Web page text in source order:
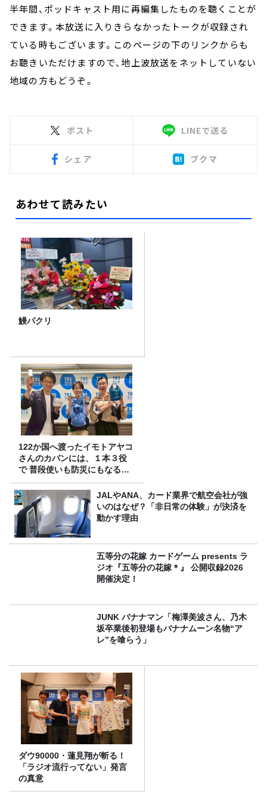
半年間、ポッドキャスト用に再編集したものを聴くことが
できます。本放送に入りきらなかったトークが収録され
ている時もございます。このページの下のリンクからも
お聴きいただけますので、地上波放送をネットしていない
地域の方もどうぞ。
ポスト LINEで送る
シェア ブクマ
あわせて読みたい
鰻パクリ
122か国へ渡ったイモトアヤコ
さんのカバンには、１本３役
で 普段使いも防災にもなる最
強の棒が入っていた！
JALやANA、カード業界で航空会社が強
いのはなぜ？「非日常の体験」が決済を
動かす理由
五等分の花嫁 カードゲーム presents ラ
ジオ『五等分の花嫁＊』 公開収録2026
開催決定！
JUNK バナナマン「梅澤美波さん、乃木
坂卒業後初登場もバナナムーン名物“ア
レ”を喰らう」
ダウ90000・蓮見翔が斬る！
「ラジオ流行ってない」発言
の真意